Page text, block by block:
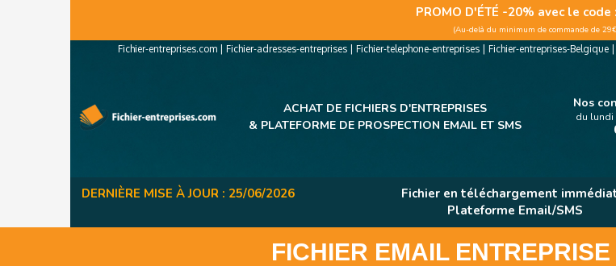
PROMO D'ÉTÉ -20% avec le code
(Au-delà du minimum de commande de
Fichier-entreprises.com| Fichier-adresses-entreprises| Fichier-telephone-entreprises| Fichier-entreprises-Belgique|
ACHAT DE FICHIERS D'ENTREPRISES
& PLATEFORME DE PROSPECTION EMAIL ET SMS
Nos
du lundi
DERNIÈRE MISE À JOUR : 25/06/2026
Fichier en téléchargement
Plateforme Email/SMS
FICHIER EMAIL